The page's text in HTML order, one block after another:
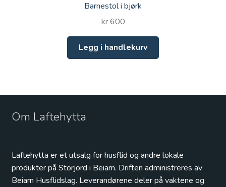
Barnestol i bjørk
kr600
Legg i handlekurv
Om Laftehytta
Laftehytta er et utsalg for husflid og andre lokale
produkter på Storjord i Beiarn. Driften administreres av
Beiarn Husflidslag. Leverandørene deler på vaktene og